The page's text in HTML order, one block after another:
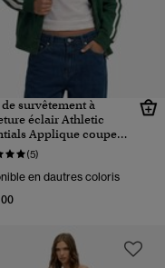
survêtement à
éclair Athletic
Applique coupe
(5)
en dautres coloris